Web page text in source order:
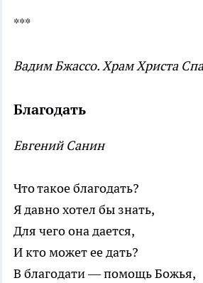
***
Вадим Бжассо. Храм Христа
Благодать
Евгений Санин
Что такое благодать?
Я давно хотел бы знать,
Для чего она дается,
И кто может ее дать?
В благодати — помощь Божья,